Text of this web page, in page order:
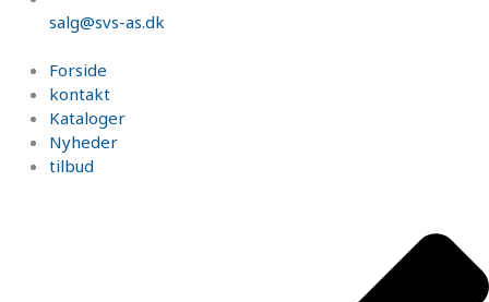
salg@svs-as.dk
Forside
kontakt
Kataloger
Nyheder
tilbud